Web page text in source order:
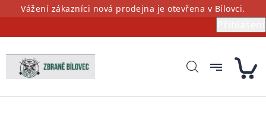
PřejítVážení zákazníci nová prodejna je otevřena v Bílovci.